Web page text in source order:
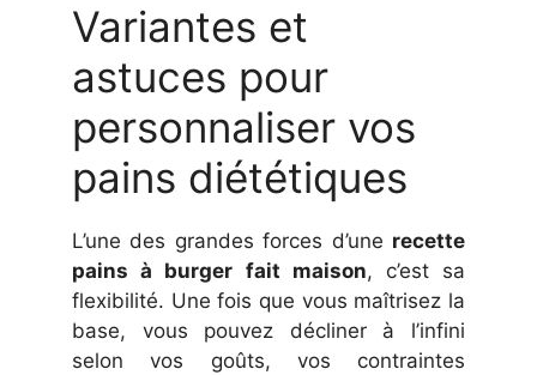
Variantes et
astuces pour
personnaliser vos
pains diététiques
L’une des grandes forces d’une recette
pains à burger fait maison, c’est sa
flexibilité. Une fois que vous maîtrisez la
base, vous pouvez décliner à l’infini
selon vos goûts, vos contraintes